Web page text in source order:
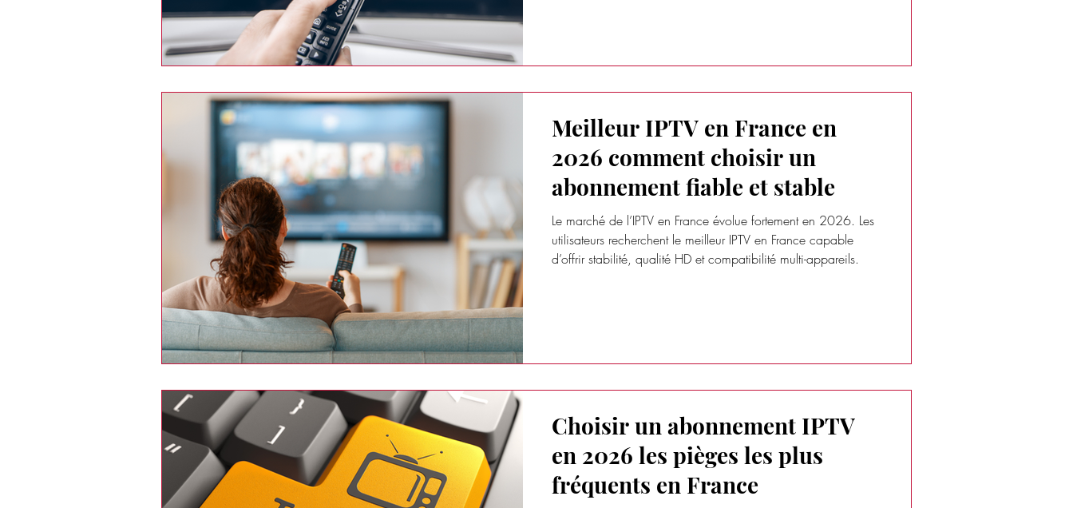
Meilleur IPTV en France en
2026 comment choisir un
abonnement fiable et stable
Le marché de l’IPTV en France évolue fortement en 2026. Les
utilisateurs recherchent le meilleur IPTV en France capable
d’offrir stabilité, qualité HD et compatibilité multi-appareils.
Choisir un abonnement IPTV
en 2026 les pièges les plus
fréquents en France